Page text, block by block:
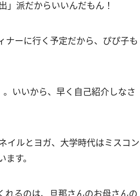
派だからいいんだもん！
ナーに行く予定だから、ぴぴ子も
いいから、早く自己紹介しなさ
ルとヨガ、大学時代はミスコン
す。
れるのは、旦那さんのお母さんの